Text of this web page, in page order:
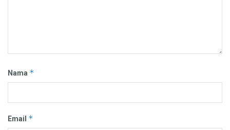
Nama *
Email *